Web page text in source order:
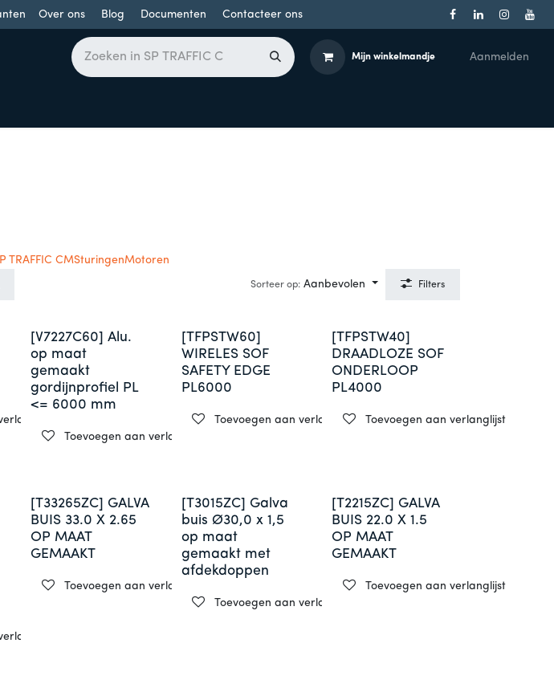
Over ons Blog Documenten Contacteer ons
Mijn winkelmandje Aanmelden
TRAFFIC CMSturingenMotoren
Sorteer op: Aanbevolen Filters
[V7227C60] Alu.
op maat
gemaakt
gordijnprofiel PL
<= 6000 mm
Toevoegen aan verlanglijst
[TFPSTW60]
WIRELES SOF
SAFETY EDGE
PL6000
Toevoegen aan verlanglijst
[TFPSTW40]
DRAADLOZE SOF
ONDERLOOP
PL4000
Toevoegen aan verlanglijst
[T33265ZC] GALVA
BUIS 33.0 X 2.65
OP MAAT
GEMAAKT
Toevoegen aan verlanglijst
[T3015ZC] Galva
buis Ø30,0 x 1,5
op maat
gemaakt met
afdekdoppen
Toevoegen aan verlanglijst
[T2215ZC] GALVA
BUIS 22.0 X 1.5
OP MAAT
GEMAAKT
Toevoegen aan verlanglijst